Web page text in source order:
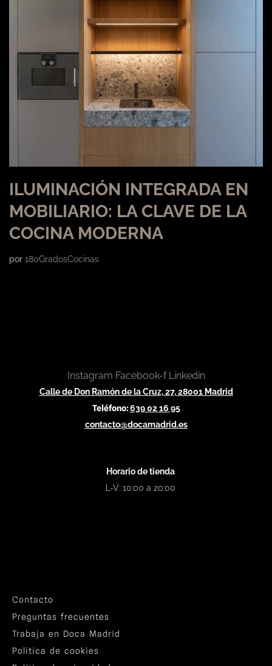
ILUMINACIÓN INTEGRADA EN
MOBILIARIO: LA CLAVE DE LA
COCINA MODERNA
por 180GradosCocinas
Instagram Facebook-f Linkedin
Calle de Don Ramón de la Cruz, 27, 28001 Madrid
Teléfono:639 02 16 95
contacto@docamadrid.es
Horario de tienda
L-V: 10:00 a 20:00
Contacto
Preguntas frecuentes
Trabaja en Doca Madrid
Política de cookies